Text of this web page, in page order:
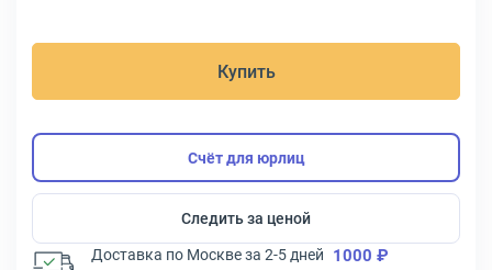
Купить
Счёт для юрлиц
Следить за ценой
Доставка по Москве за 2-5 дней 1000 ₽